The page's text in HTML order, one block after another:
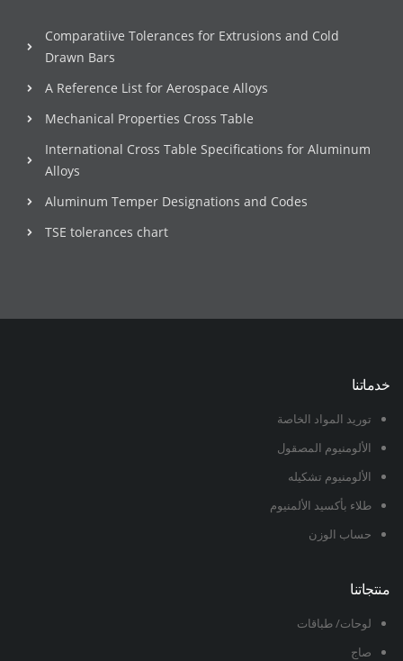
Comparatiive Tolerances for Extrusions and Cold
Drawn Bars
A Reference List for Aerospace Alloys
Mechanical Properties Cross Table
International Cross Table Specifications for Aluminum
Alloys
Aluminum Temper Designations and Codes
TSE tolerances chart
خدماتنا
توريد المواد الخاصة
الألومنيوم المصقول
الألومنيوم تشكيله
طلاء بأكسيد الألمنيوم
حساب الوزن
منتجاتنا
لوحات/ طباقات
صاج